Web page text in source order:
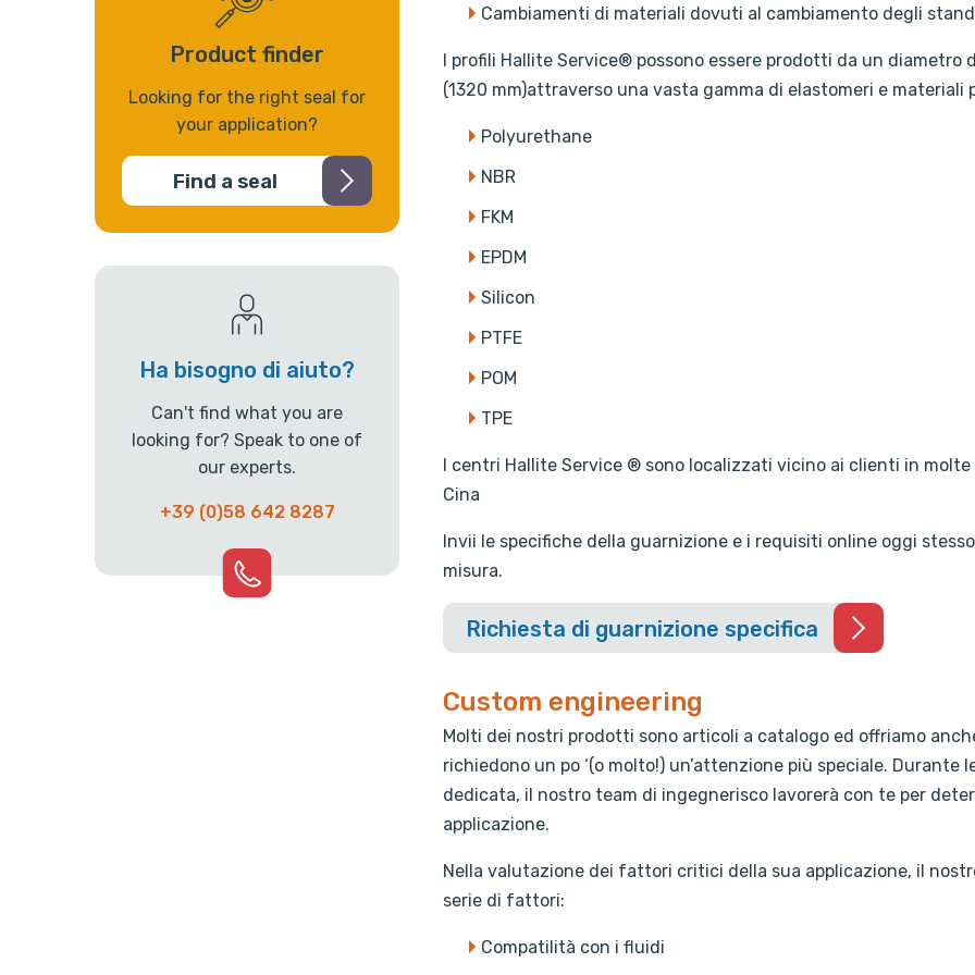
Cambiamenti di materiali dovuti al cambiamento degli
I profili Hallite Service® possono essere prodotti da un
(1320 mm)attraverso una vasta gamma di elastomeri e
Polyurethane
NBR
FKM
EPDM
Silicon
PTFE
POM
TPE
I centri Hallite Service ® sono localizzati vicino ai clienti in
Cina
Invii le specifiche della guarnizione e i requisiti online oggi
misura.
Richiesta di guarnizione specifica
Custom engineering
Molti dei nostri prodotti sono articoli a catalogo ed offriamo
richiedono un po ‘(o molto!) un’attenzione più speciale.
dedicata, il nostro team di ingegnerisco lavorerà con te per
applicazione.
Nella valutazione dei fattori critici della sua applicazione, il
serie di fattori:
Compatilità con i fluidi
Product finder
Looking for the right seal for
your application?
Find a seal
Ha bisogno di aiuto?
Can't find what you are
looking for? Speak to one of
our experts.
+39 (0)58 642 8287